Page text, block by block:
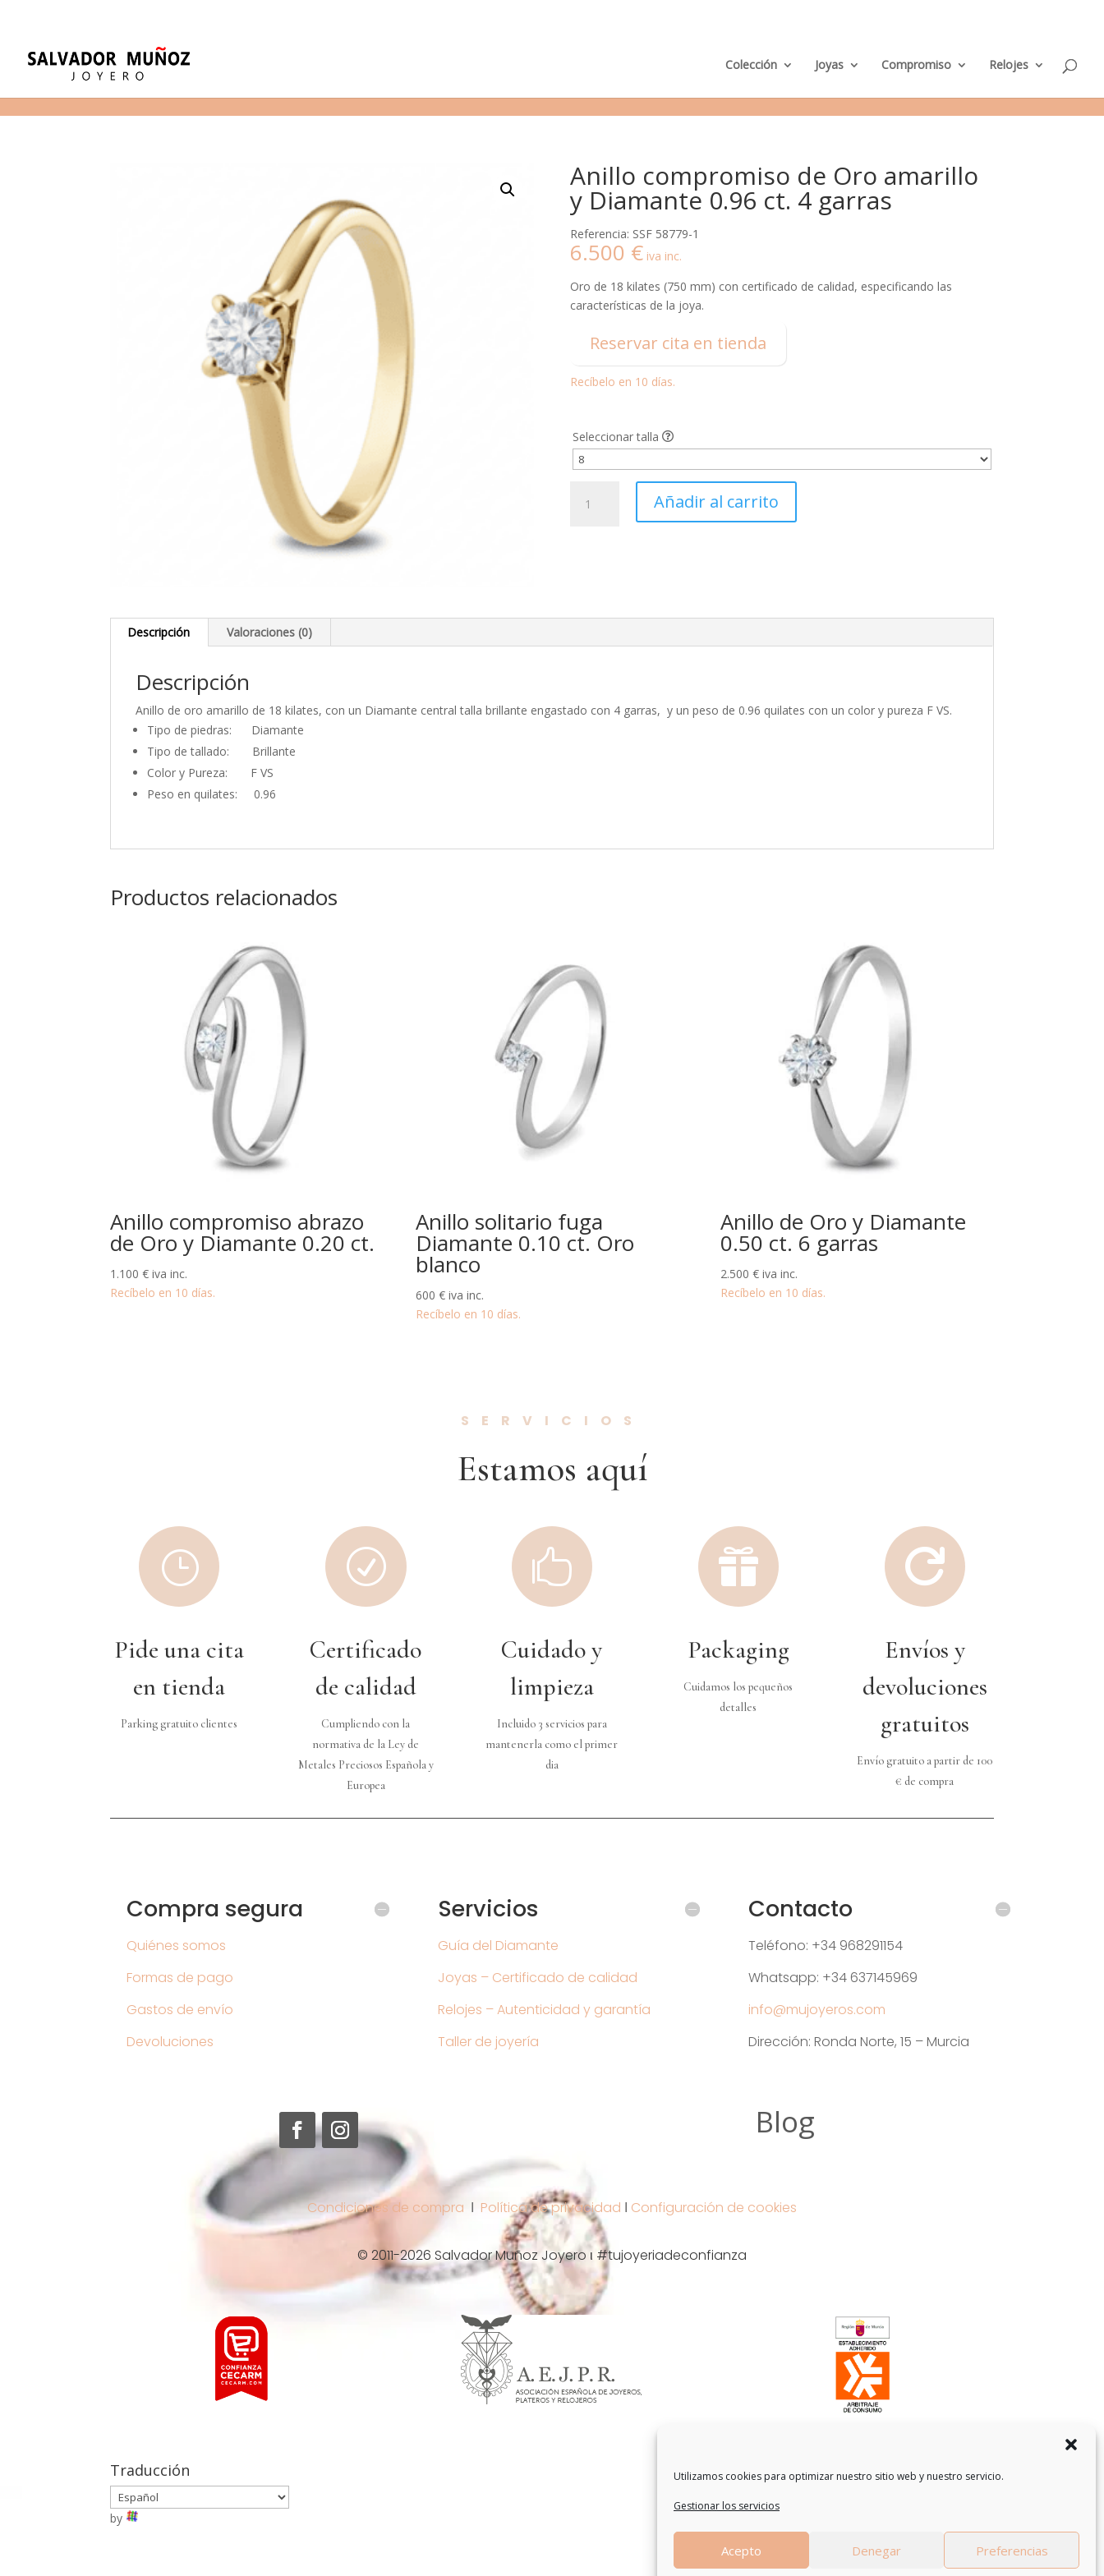
Utilizamos cookies para optimizar nuestro sitio web y nuestro servicio.
Gestionar los servicios
Acepto Denegar Preferencias
e
n
Colección Joyas Compromiso Relojes
Anillo compromiso de Oro amarillo
y Diamante 0.96 ct. 4 garras
Referencia: SSF 58779-1
6.500 € iva inc.
Oro de 18 kilates (750 mm) con certificado de calidad, especificando las
características de la joya.
Reservar cita en tienda
Recíbelo en 10 días.
Seleccionar talla
compromiso
0.96
Añadir al carrito
Descripción Valoraciones (0)
Descripción
Anillo de oro amarillo de 18 kilates, con un Diamante central talla brillante engastado con 4 garras, y un peso de 0.96 quilates con un color y pureza F VS.
Tipo de piedras: Diamante
Tipo de tallado: Brillante
Color y Pureza: F VS
Peso en quilates: 0.96
Productos relacionados
Anillo compromiso abrazo
de Oro y Diamante 0.20 ct.
1.100€ iva inc.
Recíbelo en 10 días.
Anillo solitario fuga
Diamante 0.10 ct. Oro
blanco
600 € iva inc.
Recíbelo en 10 días.
Anillo de Oro y Diamante
0.50 ct. 6 garras
2.500€ iva inc.
Recíbelo en 10 días.
SERVICIOS
Estamos aquí
}
Pide una cita
en tienda
Parking gratuito clientes
R
Certificado
de calidad
Cumpliendo con la
normativa de la Ley de
Metales Preciosos Española y
Europea

Cuidado y
limpieza
Incluido 3 servicios para
mantenerla como el primer
dia

Packaging
Cuidamos los pequeños
detalles

Envíos y
devoluciones
gratuitos
Envío gratuito a partir de 100
€ de compra
Compra segura
Quiénes somos
Formas de pago
Gastos de envío
Devoluciones
Servicios
Guía del Diamante
Joyas – Certificado de calidad
Relojes – Autenticidad y garantía
Taller de joyería
Contacto
Teléfono: +34 968291154
Whatsapp: +34 637145969
info@mujoyeros.com
Dirección: Ronda Norte, 15 – Murcia
Blog
Condiciones de compra Ι Política de privacidad Ι Configuración de cookies
© 2011-2026 Salvador Muñoz Joyero ι #tujoyeriadeconfianza
Traducción
by